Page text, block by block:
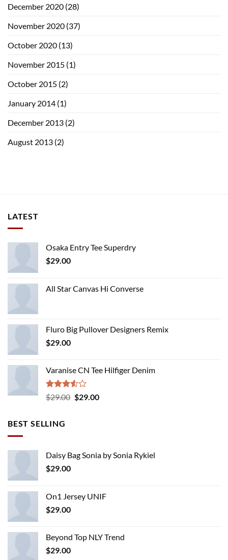
December 2020 (28)
November 2020 (37)
October 2020 (13)
November 2015 (1)
October 2015 (2)
January 2014 (1)
December 2013 (2)
August 2013 (2)
LATEST
Osaka Entry Tee Superdry
$29.00
All Star Canvas Hi Converse
Fluro Big Pullover Designers Remix
$29.00
Varanise CN Tee Hilfiger Denim
Rated
3.50
$29.00 Original
$29.00Current
BEST SELLING
Daisy Bag Sonia by Sonia Rykiel
$29.00
On1 Jersey UNIF
$29.00
Beyond Top NLY Trend
$29.00